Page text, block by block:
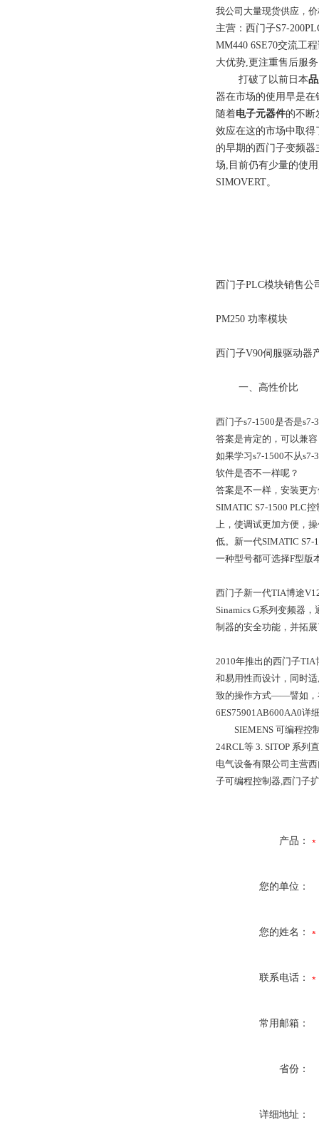
我公司大量现货供应，
主营：西门子S7-
MM440 6SE70交流工
大优势,更注重售后服
打破了以前日本
器在市场的使用早是
随着电子元器件的不断
效应在这的市场中取
的早期的西门子变频器
场,目前仍有少量的使
SIMOVERT。
西门子PLC模块销售公
PM250 功率模块
西门子V90伺服驱动器
一、高性价比
西门子s7-1500是否是s7-
答案是肯定的，可以兼
如果学习s7-1500不从
软件是否不一样呢？
答案是不一样，安装更
SIMATIC S7-1500 PLC
上，使调试更加方便，
低。新一代SIMATIC S7-
一种型号都可选择F型版
西门子新一代TIA博途
Sinamics G系列变频器
制器的安全功能，并拓
2010年推出的西门子
和易用性而设计，同时
致的操作方式——譬如，
6ES75901AB600AA0详
SIEMENS 可编程控制
24RCL等 3. SITOP 系列
电气设备有限公司主营
子可编程控制器,西门子
产品：
您的单位：
您的姓名：
联系电话：
常用邮箱：
省份：
详细地址：